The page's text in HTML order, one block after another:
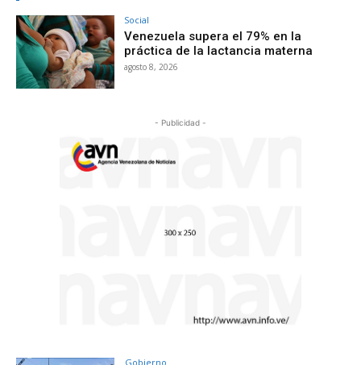
Social
Venezuela supera el 79% en la
práctica de la lactancia materna
agosto 8, 2026
- Publicidad -
Gobierno